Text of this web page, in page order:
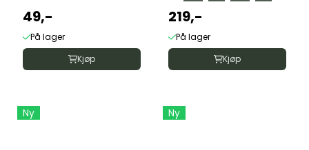
49,-
På lager
Kjøp
219,-
På lager
Kjøp
Ny Ny